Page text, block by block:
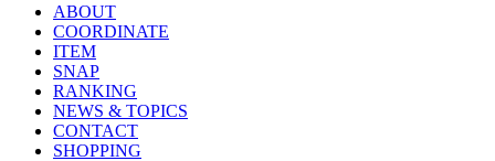
ABOUT
COORDINATE
ITEM
SNAP
RANKING
NEWS & TOPICS
CONTACT
SHOPPING